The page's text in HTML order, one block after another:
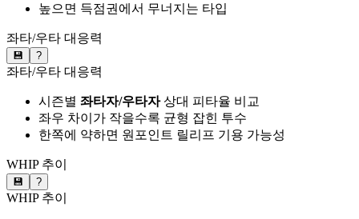
높으면 득점권에서 무너지는 타입
좌타/우타 대응력
💾 ?
좌타/우타 대응력
시즌별 좌타자/우타자상대 피타율 비교
좌우 차이가 작을수록 균형 잡힌 투수
한쪽에 약하면 원포인트 릴리프 기용 가능성
WHIP 추이
💾 ?
WHIP 추이